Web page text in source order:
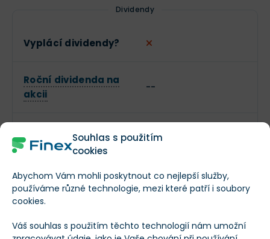
Souhlas s použitím
cookies
Abychom Vám mohli poskytnout co nejlepší služby,
používáme různé technologie, mezi které patří i soubory
cookies.
Váš souhlas s použitím těchto technologií nám umožní
Dividendy
Vyplácí dividendy?
Roční dividenda na
akcii
--
Dividendový výnos --
Příjmy společnosti 0 SCP.LS
RPS (Příjmy na